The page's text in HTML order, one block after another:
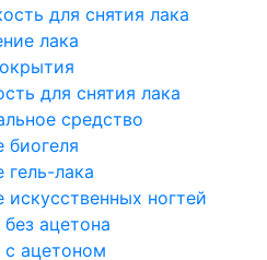
для снятия лака
лака
для снятия лака
средство
биогеля
гель-лака
искусственных ногтей
ацетона
ацетоном